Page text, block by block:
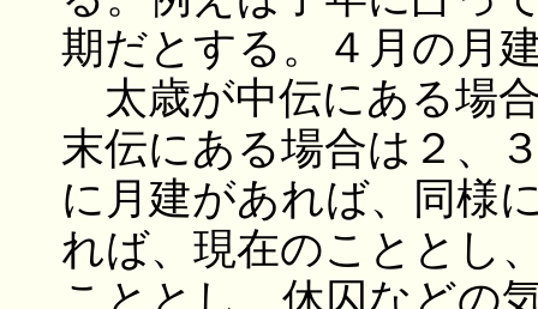
期だとする。４月の月
太歳が中伝にある場
末伝にある場合は２、
に月建があれば、同様
れば、現在のこととし
こととし、休囚などの